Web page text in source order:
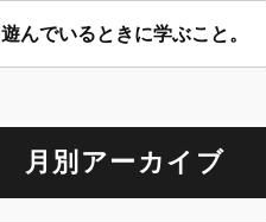
遊んでいるときに学ぶこと。
月別アーカイブ